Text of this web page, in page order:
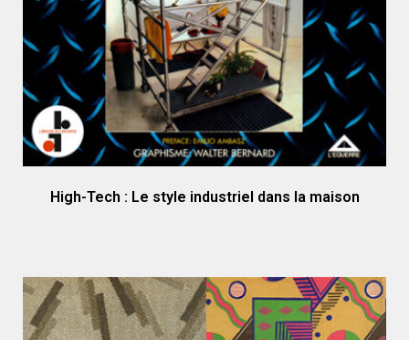
High-Tech : Le style industriel dans la maison